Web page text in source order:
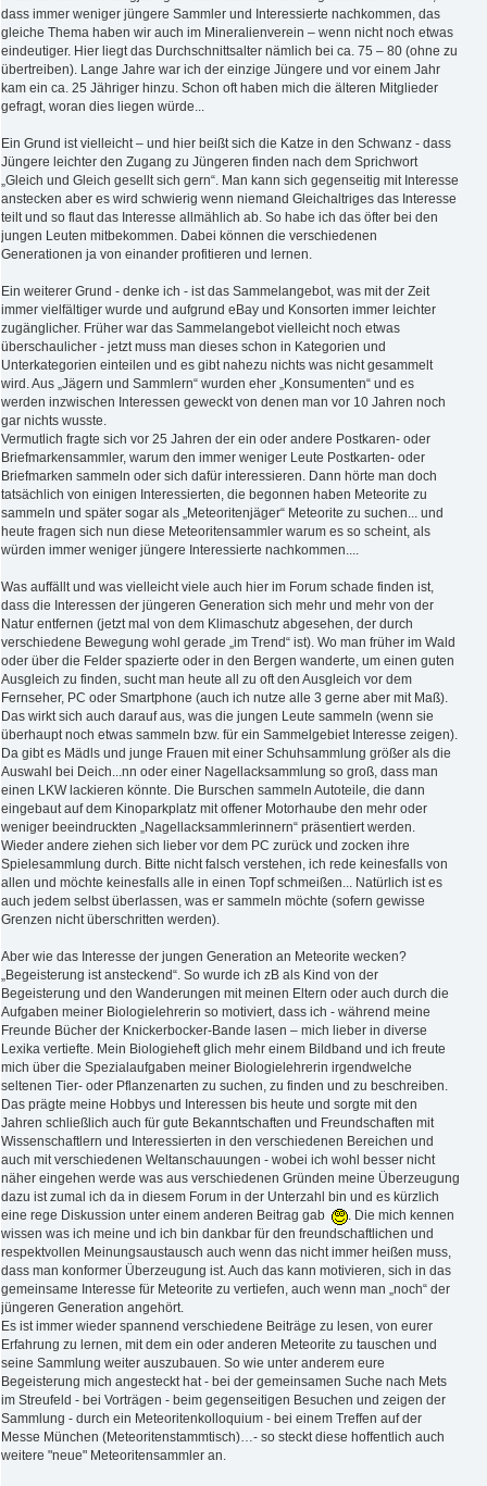
dass immer weniger jüngere Sammler und Interessierte nachkommen, das
gleiche Thema haben wir auch im Mineralienverein – wenn nicht noch etwas
eindeutiger. Hier liegt das Durchschnittsalter nämlich bei ca. 75 – 80 (ohne zu
übertreiben). Lange Jahre war ich der einzige Jüngere und vor einem Jahr
kam ein ca. 25 Jähriger hinzu. Schon oft haben mich die älteren Mitglieder
gefragt, woran dies liegen würde...
Ein Grund ist vielleicht – und hier beißt sich die Katze in den Schwanz - dass
Jüngere leichter den Zugang zu Jüngeren finden nach dem Sprichwort
„Gleich und Gleich gesellt sich gern“. Man kann sich gegenseitig mit Interesse
anstecken aber es wird schwierig wenn niemand Gleichaltriges das Interesse
teilt und so flaut das Interesse allmählich ab. So habe ich das öfter bei den
jungen Leuten mitbekommen. Dabei können die verschiedenen
Generationen ja von einander profitieren und lernen.
Ein weiterer Grund - denke ich - ist das Sammelangebot, was mit der Zeit
immer vielfältiger wurde und aufgrund eBay und Konsorten immer leichter
zugänglicher. Früher war das Sammelangebot vielleicht noch etwas
überschaulicher - jetzt muss man dieses schon in Kategorien und
Unterkategorien einteilen und es gibt nahezu nichts was nicht gesammelt
wird. Aus „Jägern und Sammlern“ wurden eher „Konsumenten“ und es
werden inzwischen Interessen geweckt von denen man vor 10 Jahren noch
gar nichts wusste.
Vermutlich fragte sich vor 25 Jahren der ein oder andere Postkaren- oder
Briefmarkensammler, warum den immer weniger Leute Postkarten- oder
Briefmarken sammeln oder sich dafür interessieren. Dann hörte man doch
tatsächlich von einigen Interessierten, die begonnen haben Meteorite zu
sammeln und später sogar als „Meteoritenjäger“ Meteorite zu suchen... und
heute fragen sich nun diese Meteoritensammler warum es so scheint, als
würden immer weniger jüngere Interessierte nachkommen....
Was auffällt und was vielleicht viele auch hier im Forum schade finden ist,
dass die Interessen der jüngeren Generation sich mehr und mehr von der
Natur entfernen (jetzt mal von dem Klimaschutz abgesehen, der durch
verschiedene Bewegung wohl gerade „im Trend“ ist). Wo man früher im Wald
oder über die Felder spazierte oder in den Bergen wanderte, um einen guten
Ausgleich zu finden, sucht man heute all zu oft den Ausgleich vor dem
Fernseher, PC oder Smartphone (auch ich nutze alle 3 gerne aber mit Maß).
Das wirkt sich auch darauf aus, was die jungen Leute sammeln (wenn sie
überhaupt noch etwas sammeln bzw. für ein Sammelgebiet Interesse zeigen).
Da gibt es Mädls und junge Frauen mit einer Schuhsammlung größer als die
Auswahl bei Deich...nn oder einer Nagellacksammlung so groß, dass man
einen LKW lackieren könnte. Die Burschen sammeln Autoteile, die dann
eingebaut auf dem Kinoparkplatz mit offener Motorhaube den mehr oder
weniger beeindruckten „Nagellacksammlerinnern“ präsentiert werden.
Wieder andere ziehen sich lieber vor dem PC zurück und zocken ihre
Spielesammlung durch. Bitte nicht falsch verstehen, ich rede keinesfalls von
allen und möchte keinesfalls alle in einen Topf schmeißen... Natürlich ist es
auch jedem selbst überlassen, was er sammeln möchte (sofern gewisse
Grenzen nicht überschritten werden).
Aber wie das Interesse der jungen Generation an Meteorite wecken?
„Begeisterung ist ansteckend“. So wurde ich zB als Kind von der
Begeisterung und den Wanderungen mit meinen Eltern oder auch durch die
Aufgaben meiner Biologielehrerin so motiviert, dass ich - während meine
Freunde Bücher der Knickerbocker-Bande lasen – mich lieber in diverse
Lexika vertiefte. Mein Biologieheft glich mehr einem Bildband und ich freute
mich über die Spezialaufgaben meiner Biologielehrerin irgendwelche
seltenen Tier- oder Pflanzenarten zu suchen, zu finden und zu beschreiben.
Das prägte meine Hobbys und Interessen bis heute und sorgte mit den
Jahren schließlich auch für gute Bekanntschaften und Freundschaften mit
Wissenschaftlern und Interessierten in den verschiedenen Bereichen und
auch mit verschiedenen Weltanschauungen - wobei ich wohl besser nicht
näher eingehen werde was aus verschiedenen Gründen meine Überzeugung
dazu ist zumal ich da in diesem Forum in der Unterzahl bin und es kürzlich
eine rege Diskussion unter einem anderen Beitrag gab
. Die mich kennen
wissen was ich meine und ich bin dankbar für den freundschaftlichen und
respektvollen Meinungsaustausch auch wenn das nicht immer heißen muss,
dass man konformer Überzeugung ist. Auch das kann motivieren, sich in das
gemeinsame Interesse für Meteorite zu vertiefen, auch wenn man „noch“ der
jüngeren Generation angehört.
Es ist immer wieder spannend verschiedene Beiträge zu lesen, von eurer
Erfahrung zu lernen, mit dem ein oder anderen Meteorite zu tauschen und
seine Sammlung weiter auszubauen. So wie unter anderem eure
Begeisterung mich angesteckt hat - bei der gemeinsamen Suche nach Mets
im Streufeld - bei Vorträgen - beim gegenseitigen Besuchen und zeigen der
Sammlung - durch ein Meteoritenkolloquium - bei einem Treffen auf der
Messe München (Meteoritenstammtisch)…- so steckt diese hoffentlich auch
weitere "neue" Meteoritensammler an.